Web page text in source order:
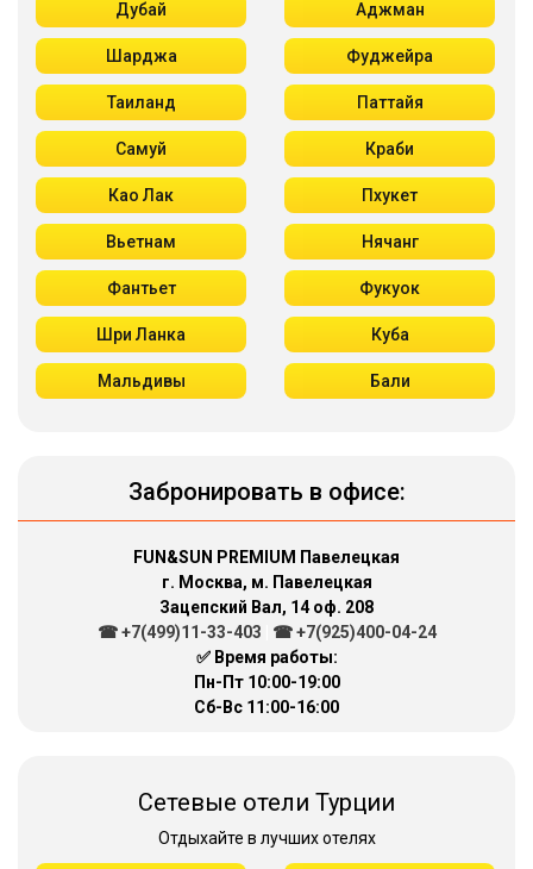
Дубай Аджман
Шарджа Фуджейра
Таиланд Паттайя
Самуй Краби
Као Лак Пхукет
Вьетнам Нячанг
Фантьет Фукуок
Шри Ланка Куба
Мальдивы Бали
Забронировать в офисе:
FUN&SUN PREMIUM Павелецкая
г. Москва, м. Павелецкая
Зацепский Вал, 14 оф. 208
☎ +7(499)11-33-403
☎ +7(925)400-04-24
✅ Время работы:
Пн-Пт 10:00-19:00
Сб-Вс 11:00-16:00
Сетевые отели Турции
Отдыхайте в лучших отелях